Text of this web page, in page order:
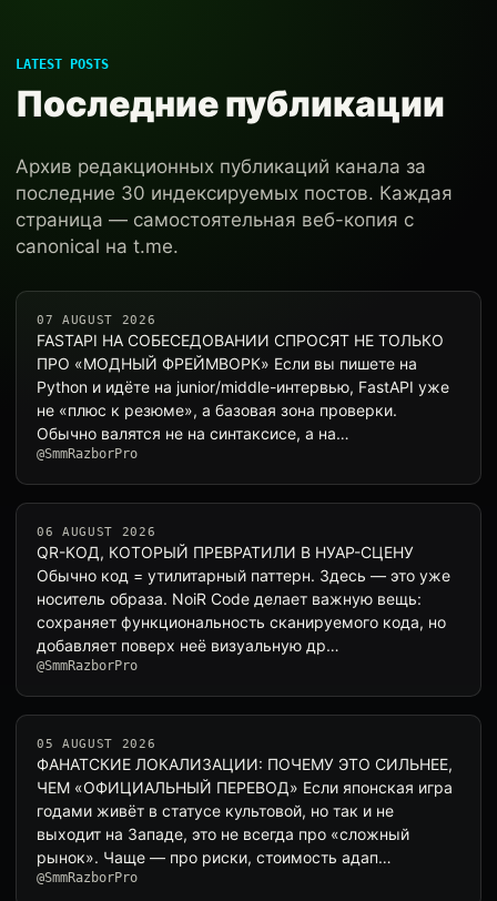
LATEST POSTS
Последние публикации
Архив редакционных публикаций канала за
последние 30 индексируемых постов. Каждая
страница — самостоятельная веб-копия с
canonical на t.me.
07 AUGUST 2026
FASTAPI НА СОБЕСЕДОВАНИИ СПРОСЯТ НЕ ТОЛЬКО
ПРО «МОДНЫЙ ФРЕЙМВОРК» Если вы пишете на
Python и идёте на junior/middle-интервью, FastAPI уже
не «плюс к резюме», а базовая зона проверки.
Обычно валятся не на синтаксисе, а на…
@SmmRazborPro
06 AUGUST 2026
QR-КОД, КОТОРЫЙ ПРЕВРАТИЛИ В НУАР-СЦЕНУ
Обычно код = утилитарный паттерн. Здесь — это уже
носитель образа. NoiR Code делает важную вещь:
сохраняет функциональность сканируемого кода, но
добавляет поверх неё визуальную др…
@SmmRazborPro
05 AUGUST 2026
ФАНАТСКИЕ ЛОКАЛИЗАЦИИ: ПОЧЕМУ ЭТО СИЛЬНЕЕ,
ЧЕМ «ОФИЦИАЛЬНЫЙ ПЕРЕВОД» Если японская игра
годами живёт в статусе культовой, но так и не
выходит на Западе, это не всегда про «сложный
рынок». Чаще — про риски, стоимость адап…
@SmmRazborPro